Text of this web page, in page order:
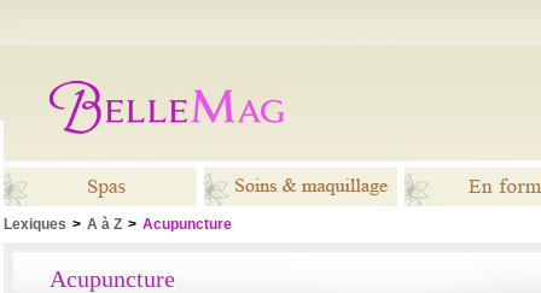
Lexiques > A à Z > Acupuncture
Acupuncture